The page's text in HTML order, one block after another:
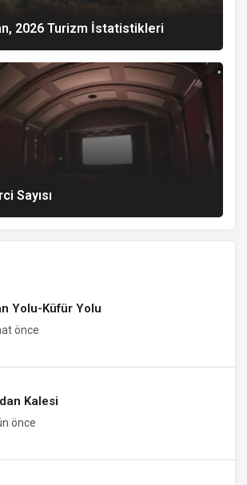
2026 Turizm İstatistikleri
Sayısı
Yolu-Küfür Yolu
önce
Kalesi
önce